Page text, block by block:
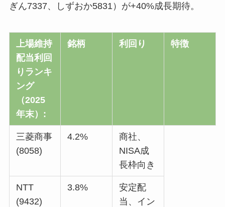
ぎん7337、しずおか5831）が+40%成長期待。
上場維持
配当利回
りランキ
ング
（2025
年末）:
銘柄 利回り 特徴
三菱商事
(8058)
4.2%
商社、
NISA成
長枠向き
NTT
(9432)
3.8%
安定配
当、イン